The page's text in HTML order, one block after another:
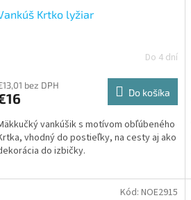
Krtko lyžiar
Do 4 dní
bez DPH
Do košíka
vankúšik s motívom obľúbeného
vhodný do postieľky, na cesty aj ako
do izbičky.
Kód: NOE2915